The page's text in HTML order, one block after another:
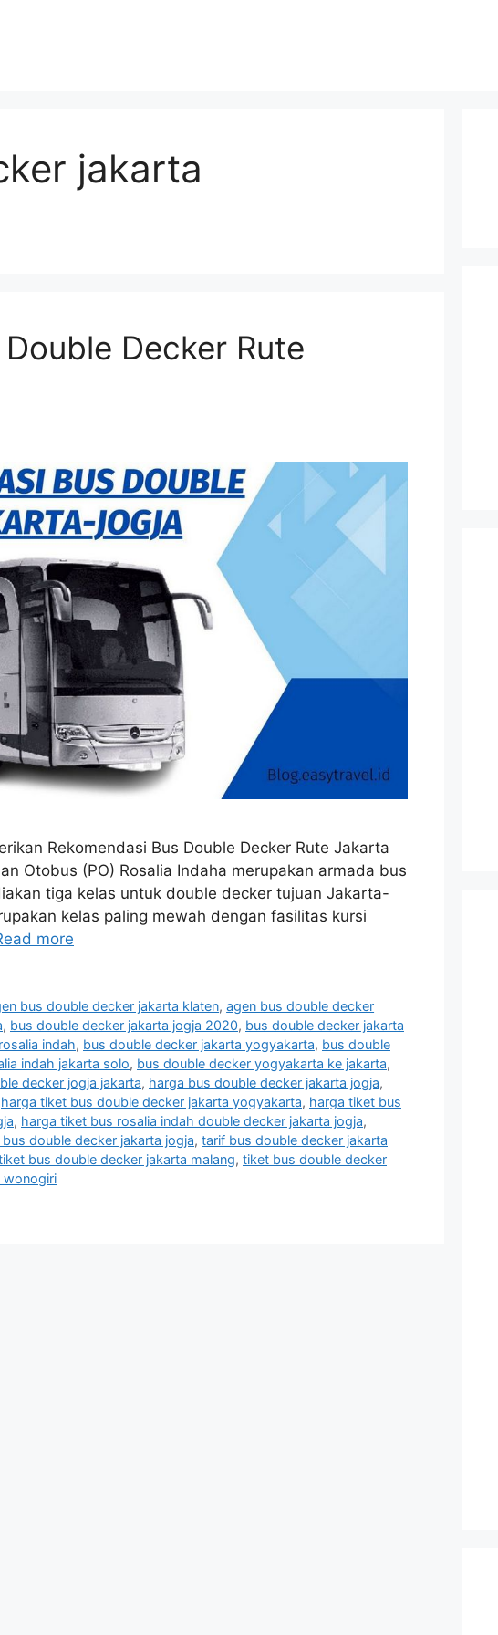
jakarta
Decker Rute
Rekomendasi Bus Double Decker Rute Jakarta
Otobus (PO) Rosalia Indaha merupakan armada bus
tiga kelas untuk double decker tujuan Jakarta-
kelas paling mewah dengan fasilitas kursi
more
bus double decker jakarta klaten,agen bus double decker
, bus double decker jakarta jogja 2020, bus double decker jakarta
indah, bus double decker jakarta yogyakarta, bus double
indah jakarta solo, bus double decker yogyakarta ke jakarta,
decker jogja jakarta, harga bus double decker jakarta jogja,
harga tiket bus double decker jakarta yogyakarta, harga tiket bus
, harga tiket bus rosalia indah double decker jakarta jogja,
bus double decker jakarta jogja, tarif bus double decker jakarta
bus double decker jakarta malang, tiket bus double decker
wonogiri